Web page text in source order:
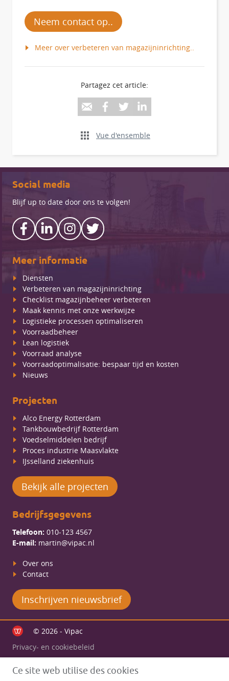
Neem contact op..
Meer over verbeteren van magazijninrichting..
Partagez cet article:
Vue d'ensemble
Social media
Blijf up to date door ons te volgen!
Meer informatie
Diensten
Verbeteren van magazijninrichting
Checklist magazijnbeheer verbeteren
Maak kennis met onze werkwijze
Logistieke processen optimaliseren
Voorraadbeheer
Lean logistiek
Voorraad analyse
Voorraadoptimalisatie: bespaar tijd en kosten
Nieuws
Projecten
Alco Energy Rotterdam
Tankbouwbedrijf Rotterdam
Voedselmiddelen bedrijf
Proces industrie Maasvlakte
IJsselland ziekenhuis
Bekijk alle projecten
Bedrijfsgegevens
Telefoon: 010-123 4567
E-mail: martin@vipac.nl
Over ons
Contact
Inschrijven nieuwsbrief
© 2026 - Vipac
Privacy- en cookiebeleid
Ce site web utilise des cookies